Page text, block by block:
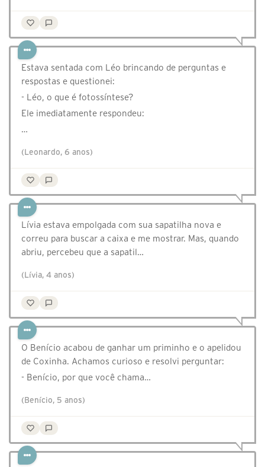
Estava sentada com Léo brincando de perguntas e
respostas e questionei:
- Léo, o que é fotossíntese?
Ele imediatamente respondeu:
…
(Leonardo, 6 anos)
Lívia estava empolgada com sua sapatilha nova e
correu para buscar a caixa e me mostrar. Mas, quando
abriu, percebeu que a sapatil…
(Lívia, 4 anos)
O Benício acabou de ganhar um priminho e o apelidou
de Coxinha. Achamos curioso e resolvi perguntar:
- Benício, por que você chama…
(Benício, 5 anos)